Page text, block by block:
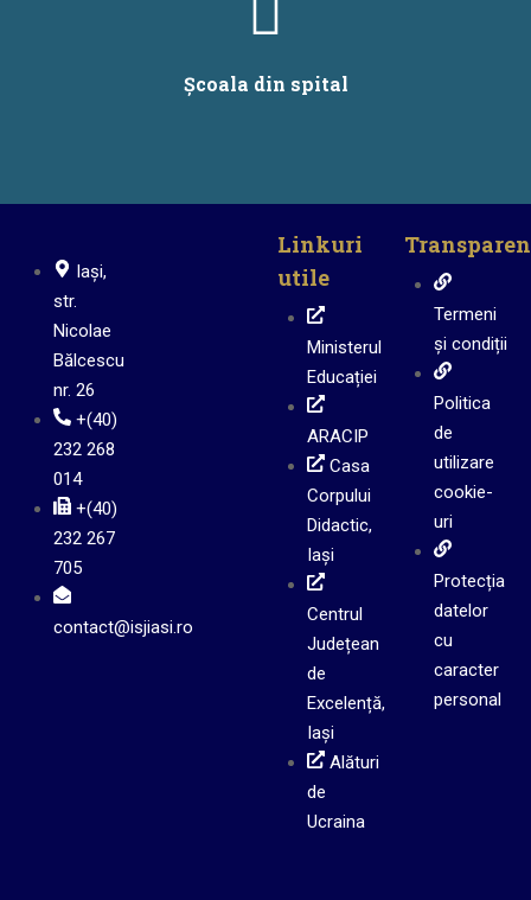
Școala din spital
Iași,
str.
Nicolae
Bălcescu
nr. 26
+(40)
232 268
014
+(40)
232 267
705
contact@isjiasi.ro
Linkuri
utile
Ministerul
Educației
ARACIP
Casa
Corpului
Didactic,
Iași
Centrul
Județean
de
Excelență,
Iași
Alături
de
Ucraina
Termeni
și condiții
Politica
de
utilizare
cookie-
uri
Protecția
datelor
cu
caracter
personal